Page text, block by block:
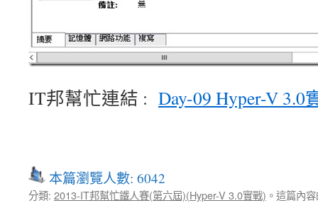
IT邦幫忙連結 : Day-09 Hyper-V
本篇瀏覽人數: 6042
分類: 2013-IT邦幫忙鐵人賽(第六屆)(Hyper-V 3.0實戰) 。這篇內